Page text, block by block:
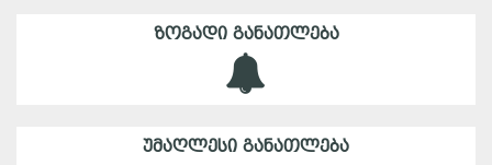
ᲖᲝᲒᲐᲓᲘ ᲒᲐᲜᲐᲗᲚᲔᲑᲐ
ᲣᲛᲐᲦᲚᲔᲡᲘ ᲒᲐᲜᲐᲗᲚᲔᲑᲐ